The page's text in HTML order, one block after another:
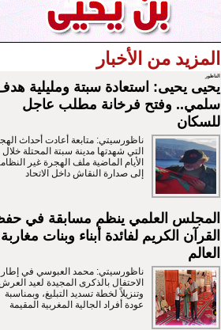
المزيد من الأخبار
الناظور
يحيى يحيى: استعادة سبتة ومليلية
سلمي.. وفتح فرخانة مطلب عاجل
للسكان
ناظورسيتي: متابعة أعادت أحداث
التي شهدتها مدينة سبتة المحتلة خلال
الأيام الماضية ملف الهجرة غير
إلى صدارة النقاش داخل الاتحاد
المجلس العلمي ينظم مسابقة في
القرآن الكريم لفائدة أبناء وبنات مغاربة
العالم
ناظورسيتي: محمد العبوسي في إطار
الاحتفال بالذكرى المجيدة لعيد
وتنزيلاً لخطة تسديد التبليغ، وبمناسبة
عودة أفراد الجالية المغربية المقيمة